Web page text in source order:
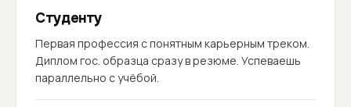
Студенту
Первая профессия с понятным карьерным треком.
Диплом гос. образца сразу в резюме. Успеваешь
параллельно с учёбой.